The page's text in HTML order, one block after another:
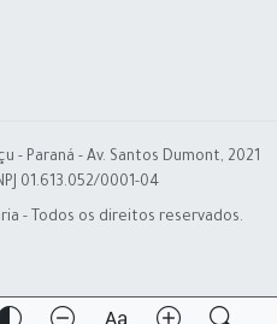
- Paraná - Av. Santos Dumont, 2021
01.613.052/0001-04
- Todos os direitos reservados.